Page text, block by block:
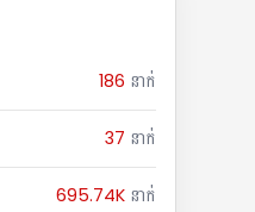
186 នាក់
37 នាក់
695.74K នាក់